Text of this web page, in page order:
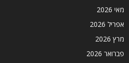
מאי 2026
אפריל 2026
מרץ 2026
פברואר 2026